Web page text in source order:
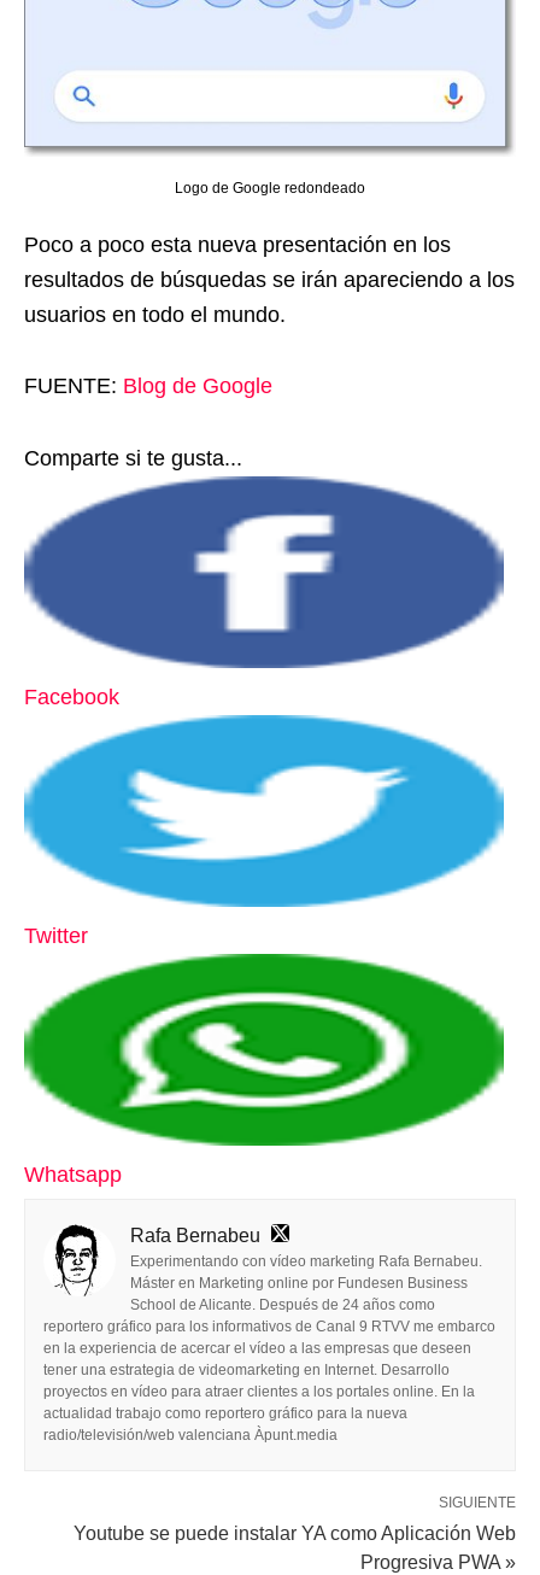
Logo de Google redondeado
Poco a poco esta nueva presentación en los
resultados de búsquedas se irán apareciendo a los
usuarios en todo el mundo.
FUENTE: Blog de Google
Comparte si te gusta...
Facebook
Twitter
Whatsapp
Rafa Bernabeu
Experimentando con vídeo marketing Rafa Bernabeu.
Máster en Marketing online por Fundesen Business
School de Alicante. Después de 24 años como
reportero gráfico para los informativos de Canal 9 RTVV me embarco
en la experiencia de acercar el vídeo a las empresas que deseen
tener una estrategia de videomarketing en Internet. Desarrollo
proyectos en vídeo para atraer clientes a los portales online. En la
actualidad trabajo como reportero gráfico para la nueva
radio/televisión/web valenciana Àpunt.media
SIGUIENTE
Youtube se puede instalar YA como Aplicación Web
Progresiva PWA »